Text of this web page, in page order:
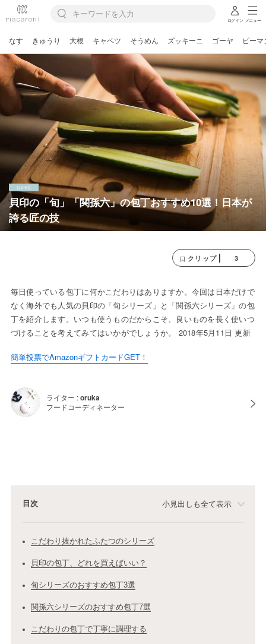
ログイン メニュー
なす きゅうり 大根 キャベツ そうめん ズッキーニ ゴーヤ ピーマ
貝印の「旬」「関孫六」の包丁おすすめ10選！日本が
誇る匠の技
クリップ 3
毎日使っている包丁に何かこだわりはありますか。今回は日本だけで
なく海外でも人気の貝印の「旬シリーズ」と「関孫六シリーズ」の包
丁を紹介します。いつも使うものだからこそ、良いものを長く使いつ
づけることを考えてみてはいかがでしょうか。 2018年5月11日 更新
簡単投票でAmazonギフトカードGET！
ライター :oruka
フードコーディネーター
目次 小見出しも全て表示
こだわり抜かれたふたつのシリーズ
貝印の包丁、どれを買えばいい？
旬シリーズのおすすめ包丁3選
関孫六シリーズのおすすめ包丁7選
こだわりの包丁で丁寧に調理する